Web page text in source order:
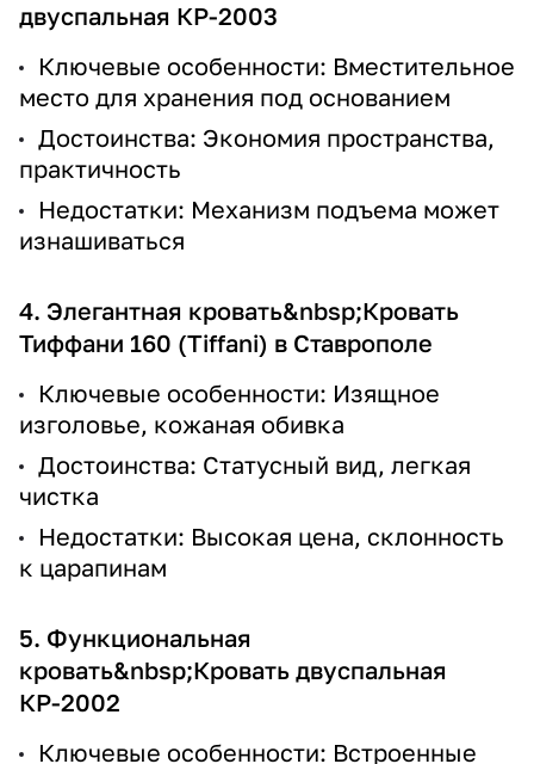
двуспальная КР-2003
Ключевые особенности: Вместительное
место для хранения под основанием
Достоинства: Экономия пространства,
практичность
Недостатки: Механизм подъема может
изнашиваться
4. Элегантная кровать&nbsp;Кровать
Тиффани 160 (Tiffani) в Ставрополе
Ключевые особенности: Изящное
изголовье, кожаная обивка
Достоинства: Статусный вид, легкая
чистка
Недостатки: Высокая цена, склонность
к царапинам
5. Функциональная
кровать&nbsp;Кровать двуспальная
КР-2002
Ключевые особенности: Встроенные